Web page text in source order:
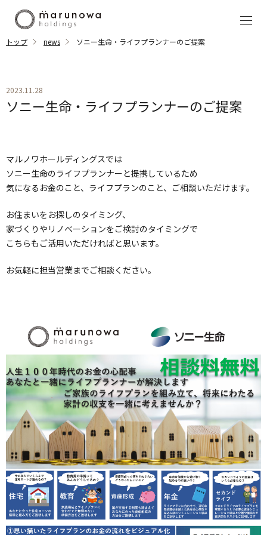
トップ news ソニー生命・ライフプランナーのご提案
2023.11.28
ソニー生命・ライフプランナーのご提案
マルノワホールディングスでは
ソニー生命のライフプランナーと提携しているため
気になるお金のこと、ライフプランのこと、ご相談いただけます。
お住まいをお探しのタイミング、
家づくりやリノベーションをご検討のタイミングで
こちらもご活用いただければと思います。
お気軽に担当営業までご相談ください。